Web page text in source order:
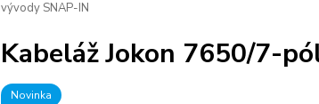
vývody SNAP-IN
Kabeláž Jokon 7650/7-
Novinka